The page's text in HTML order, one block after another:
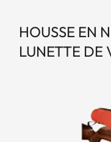
HOUSSE EN
LUNETTE DE